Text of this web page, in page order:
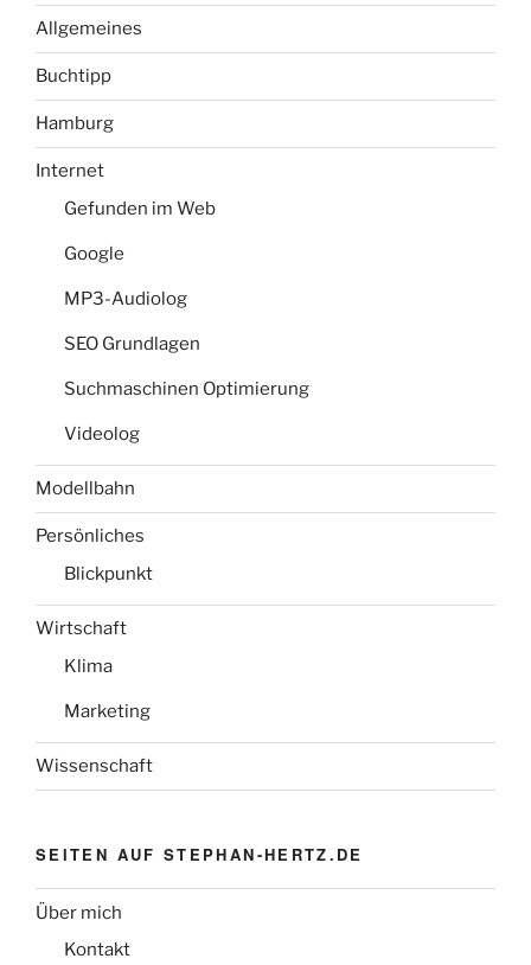
Allgemeines
Buchtipp
Hamburg
Internet
Gefunden im Web
Google
MP3-Audiolog
SEO Grundlagen
Suchmaschinen Optimierung
Videolog
Modellbahn
Persönliches
Blickpunkt
Wirtschaft
Klima
Marketing
Wissenschaft
SEITEN AUF STEPHAN-HERTZ.DE
Über mich
Kontakt